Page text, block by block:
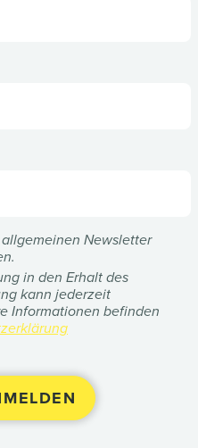
Newsletter
in den Erhalt des
kann jederzeit
Informationen befinden